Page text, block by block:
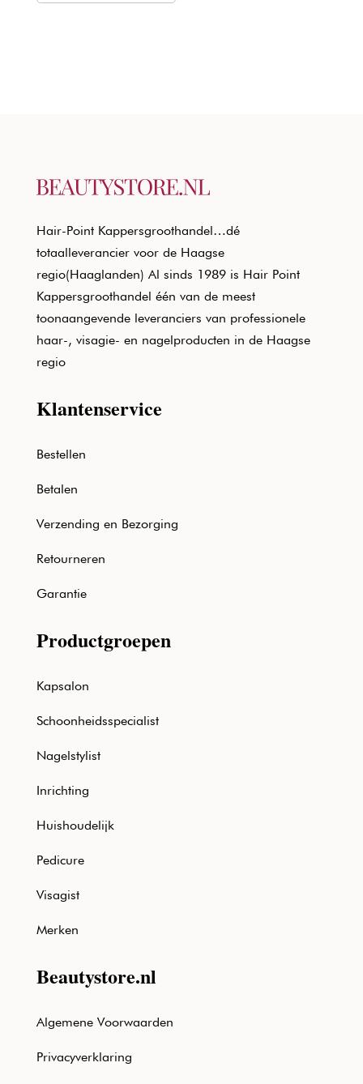
Hair-Point Kappersgroothandel…dé
totaalleverancier voor de Haagse
regio(Haaglanden) Al sinds 1989 is Hair Point
Kappersgroothandel één van de meest
toonaangevende leveranciers van professionele
haar-, visagie- en nagelproducten in de Haagse
regio
Klantenservice
Bestellen
Betalen
Verzending en Bezorging
Retourneren
Garantie
Productgroepen
Kapsalon
Schoonheidsspecialist
Nagelstylist
Inrichting
Huishoudelijk
Pedicure
Visagist
Merken
Beautystore.nl
Algemene Voorwaarden
Privacyverklaring